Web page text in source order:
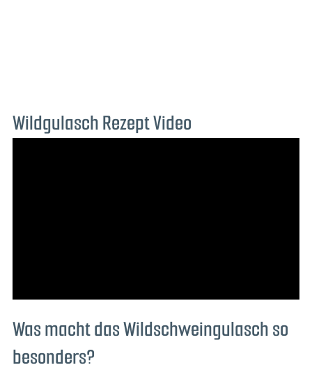
Wildgulasch Rezept Video
Was macht das Wildschweingulasch so
besonders?